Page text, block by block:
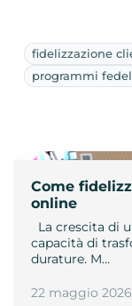
fidelizzazione
programmi
Come
online
La crescita di
capacità di
durature. M…
22 maggio 2026